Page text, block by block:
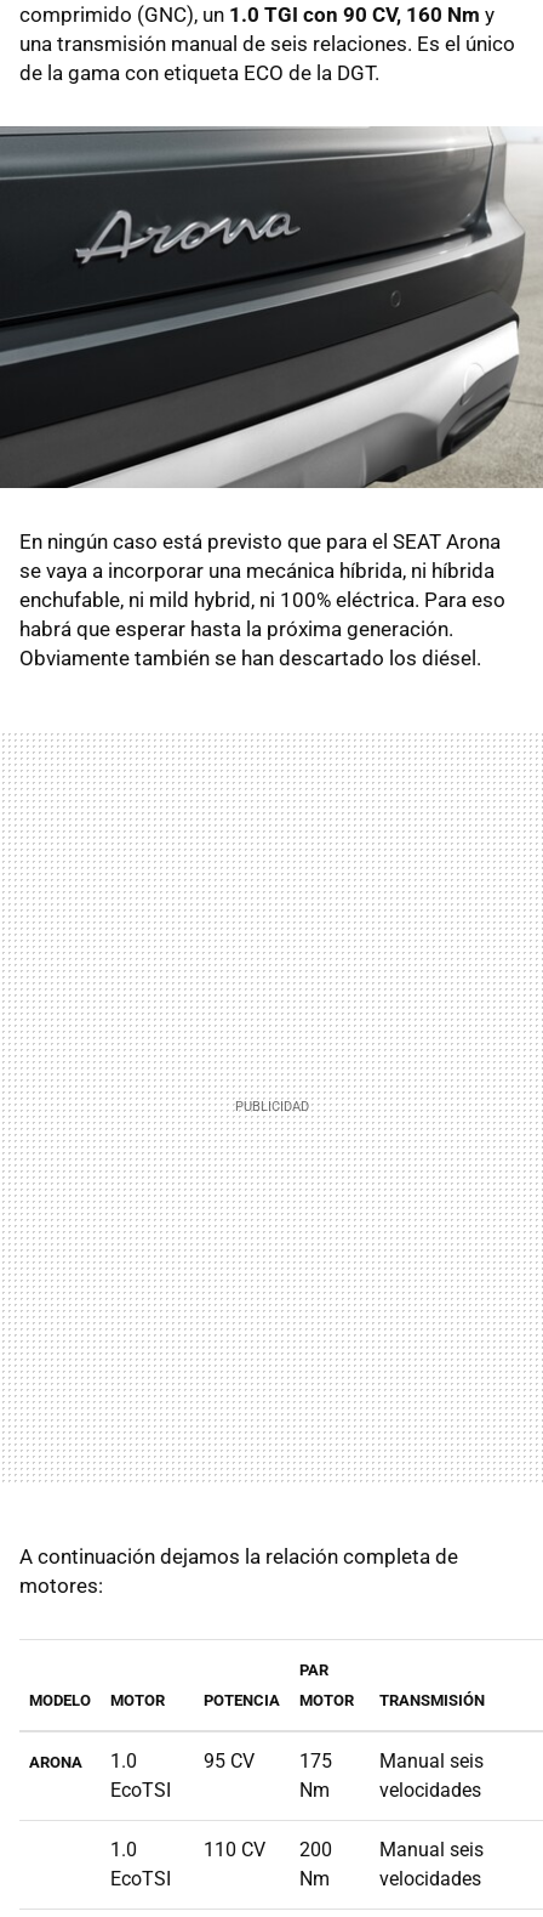
comprimido (GNC), un 1.0 TGI con 90 CV, 160 Nm y
una transmisión manual de seis relaciones. Es el único
de la gama con etiqueta ECO de la DGT.
En ningún caso está previsto que para el SEAT Arona
se vaya a incorporar una mecánica híbrida, ni híbrida
enchufable, ni mild hybrid, ni 100% eléctrica. Para eso
habrá que esperar hasta la próxima generación.
Obviamente también se han descartado los diésel.
A continuación dejamos la relación completa de
motores:
MODELO MOTOR POTENCIA
PAR
MOTOR
TRANSMISIÓN
ARONA
1.0
EcoTSI
95 CV
175
Nm
Manual seis
velocidades
1.0
EcoTSI
110 CV
200
Nm
Manual seis
velocidades